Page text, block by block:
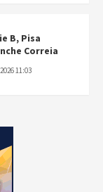
B, Pisa
Correia
11:03